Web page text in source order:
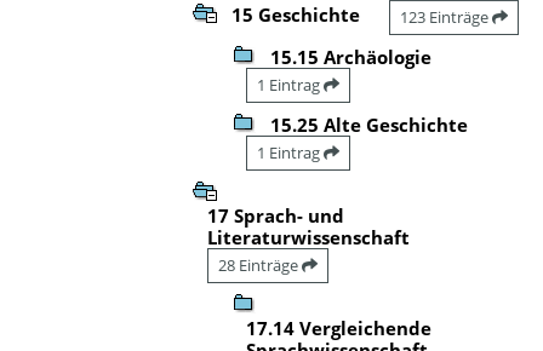
15 Geschichte 123 Einträge
15.15 Archäologie
1 Eintrag
15.25 Alte Geschichte
1 Eintrag
17 Sprach- und
Literaturwissenschaft
28 Einträge
17.14 Vergleichende